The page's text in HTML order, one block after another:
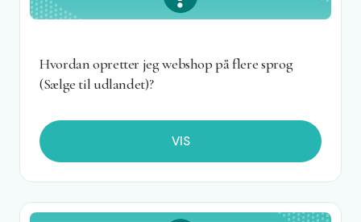
Hvordan opretter jeg webshop på flere sprog
(Sælge til udlandet)?
VIS